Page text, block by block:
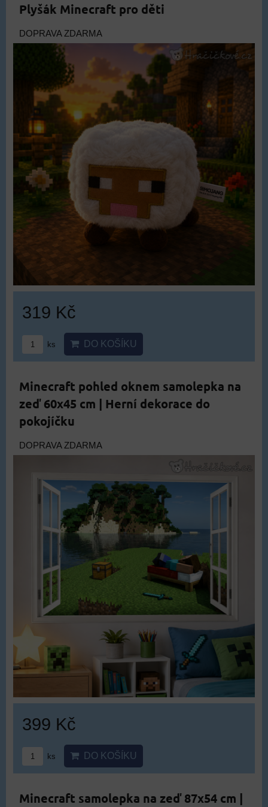
Plyšák Minecraft pro děti
DOPRAVA ZDARMA
319 Kč
ks DO KOŠÍKU
Minecraft pohled oknem samolepka na
zeď 60x45 cm | Herní dekorace do
pokojíčku
DOPRAVA ZDARMA
399 Kč
ks DO KOŠÍKU
Minecraft samolepka na zeď 87x54 cm |